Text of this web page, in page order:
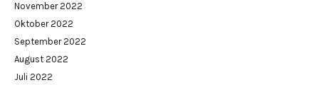
November 2022
Oktober 2022
September 2022
August 2022
Juli 2022